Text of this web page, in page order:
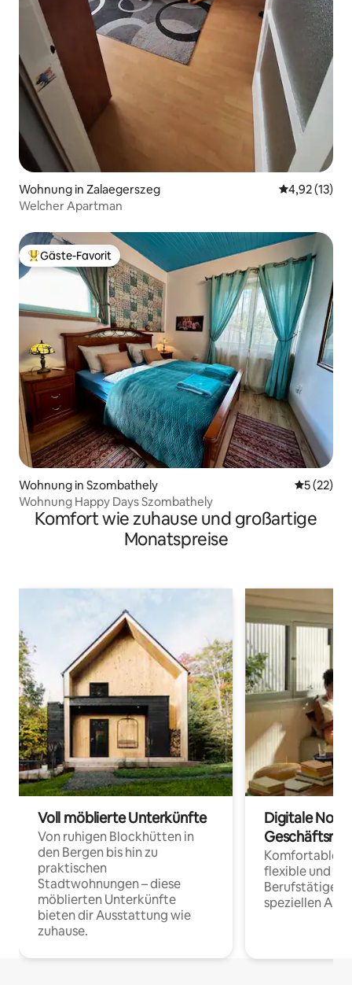
Wohnung in Zalaegerszeg
4,92 (13)
Welcher Apartman
Beliebter Gäste-Favorit.
Gäste-Favorit
Wohnung in Szombathely
5 (22)
Wohnung Happy Days Szombathely
Komfort wie zuhause und großartige
Monatspreise
Voll möblierte Unterkünfte
Von ruhigen Blockhütten in
den Bergen bis hin zu
praktischen
Stadtwohnungen – diese
möblierten Unterkünfte
bieten dir Ausstattung wie
zuhause.
Digitale
Komfortable
flexible und
Berufstätige
speziellen